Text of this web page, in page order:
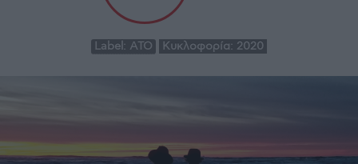
Label: ΑΤΟ Κυκλοφορία: 2020